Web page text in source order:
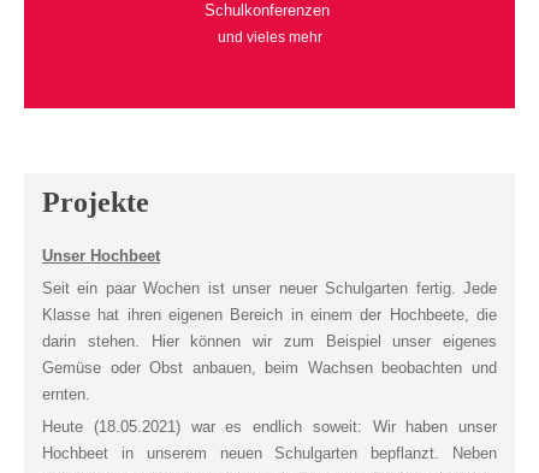
Schulkonferenzen
und vieles mehr
Projekte
Unser Hochbeet
Seit ein paar Wochen ist unser neuer Schulgarten fertig. Jede
Klasse hat ihren eigenen Bereich in einem der Hochbeete, die
darin stehen. Hier können wir zum Beispiel unser eigenes
Gemüse oder Obst anbauen, beim Wachsen beobachten und
ernten.
Heute (18.05.2021) war es endlich soweit: Wir haben unser
Hochbeet in unserem neuen Schulgarten bepflanzt. Neben